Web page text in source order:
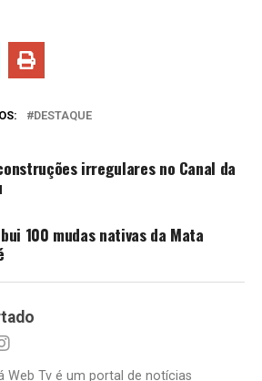
DESTAQUE
irregulares no Canal da
100 mudas nativas da Mata
Web Tv é um portal de notícias